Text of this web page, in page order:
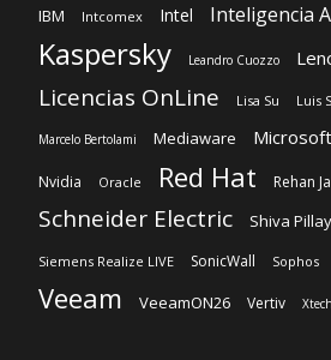
IBM Intcomex Intel Inteligencia
Kaspersky Leandro Cuozzo
Licencias OnLine Lisa Su Luis
Marcelo Bertolami Mediaware Microsoft
Nvidia Oracle Red Hat Rehan
Schneider Electric Shiva Pillay
Siemens Realize LIVE SonicWall Sophos
Veeam VeeamON26 Vertiv Xtech